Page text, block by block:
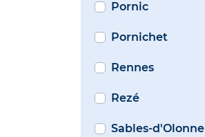
Pornic
Pornichet
Rennes
Rezé
Sables-d'Olonne